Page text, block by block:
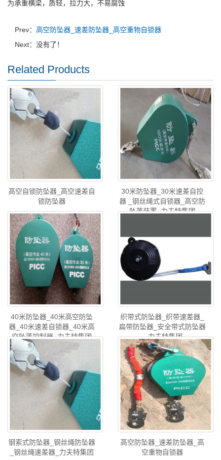
为承重横梁，质轻，拉力大，不易腐蚀
Prev： 高空防坠器_速差防坠器_高空重物自锁器
Next：没有了！
Related Products
高空自锁防坠器_高空速差自
锁防坠器
30米防坠器_30米速差自控
器 _钢丝绳式自锁器_高空防
坠落装置_力夫特集团
40米防坠器_40米高空防坠
器_40米速差自锁器_40米高
空坠落控制器_力夫特集团
织带式防坠器_织带速差器_
扁带防坠器_安全带式防坠器
_ 力夫特集团
钢索式防坠器_钢丝绳防坠器
_钢丝绳速差器_力夫特集团
高空防坠器_速差防坠器_高
空重物自锁器